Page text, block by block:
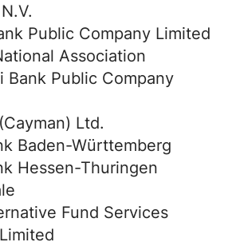
Public Company Limited
Association
Bank Public Company
Ltd.
Baden-Württemberg
Hessen-Thuringen
Fund Services